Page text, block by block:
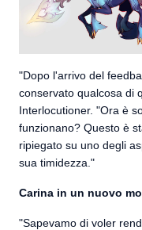
"Dopo l'arrivo del
conservato qualcosa di
Interlocutioner. "Ora è
funzionano? Questo è
ripiegato su uno degli
sua timidezza."
Carina in un nuovo
"Sapevamo di voler